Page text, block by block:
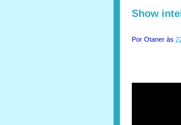
Show
Por Otaner às